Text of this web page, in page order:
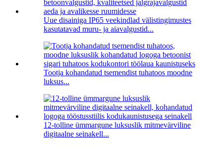
Uue disainiga IP65 veekindlad välistingimustes
kasutatavad muru- ja aiavalgustid...
Tootja kohandatud tsemendist tuhatoos moodne
luksus...
12-tolline ümmargune luksuslik mitmevärviline
digitaalne seinakell...